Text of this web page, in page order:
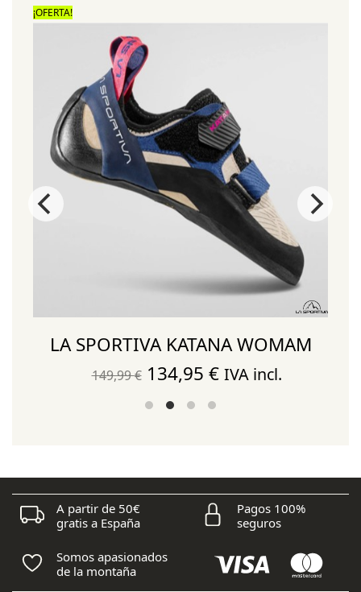
¡OFERTA!
LA SPORTIVA KATANA WOMAM
149,99€ El
precio
149,99 €.
134,95 €El
134,95 €.
IVA incl.
A partir de 50€
gratis a España
Pagos 100%
seguros
Somos apasionados
de la montaña